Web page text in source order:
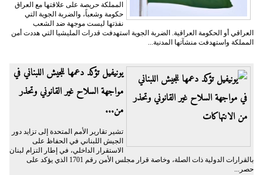
المملكة حريصة على علاقتها مع العراق
حكومة وشعباً، والضربة الجوية التي
نفذتها ليست موجهة ضد الشعب
العراقي أو الحكومة العراقية. الضربة الجوية استهدفت قدرات المليشيا التي هددت أمن
المملكة واستهدفت منشآتها المدنية...
يونيفيل تؤكد دعمها للجيش اللبناني في
مواجهة السلاح غير القانوني وتحذر
من...
تشير تقارير الأمم المتحدة إلى تزايد دور
الجيش اللبناني في الحفاظ على
الاستقرار الداخلي، في إطار التزام لبنان
بالقرارات الدولية ذات الصلة، وخاصة قرار مجلس الأمن رقم 1701 الذي يؤكد على
حصر...